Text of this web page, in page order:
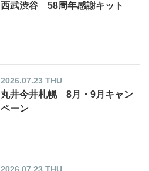
西武渋谷 58周年感謝キット
2026.07.23 THU
丸井今井札幌 8月・9月キャン
ペーン